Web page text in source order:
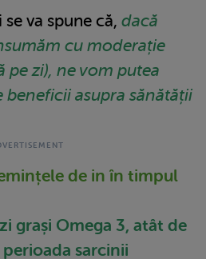
va spune că, dacă
cu moderație
pe zi), ne vom putea
asupra sănătății
de in în timpul
grași Omega 3, atât de
sarcinii